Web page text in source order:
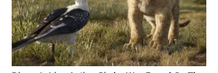
WN
BORNEO
Wahana
Media